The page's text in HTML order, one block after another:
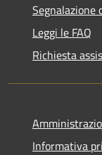
Segnalazione
Leggi le FAQ
Richiesta
Informativa